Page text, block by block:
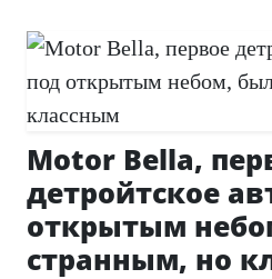
Motor Bella,
детройтское
открытым
странным, но